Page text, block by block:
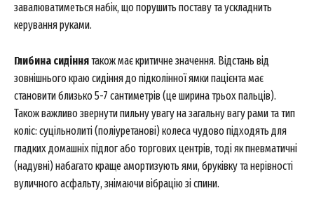
завалюватиметься набік, що порушить поставу та ускладнить
керування руками.
Глибина сидіннятакож має критичне значення. Відстань від
зовнішнього краю сидіння до підколінної ямки пацієнта має
становити близько 5-7 сантиметрів (це ширина трьох пальців).
Також важливо звернути пильну увагу на загальну вагу рами та тип
коліс: суцільнолиті (поліуретанові) колеса чудово підходять для
гладких домашніх підлог або торгових центрів, тоді як пневматичні
(надувні) набагато краще амортизують ями, бруківку та нерівності
вуличного асфальту, знімаючи вібрацію зі спини.